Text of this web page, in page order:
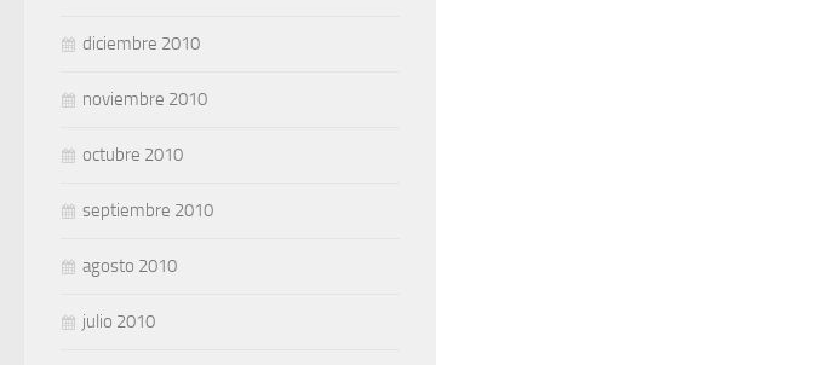
diciembre 2010
noviembre 2010
octubre 2010
septiembre 2010
agosto 2010
julio 2010